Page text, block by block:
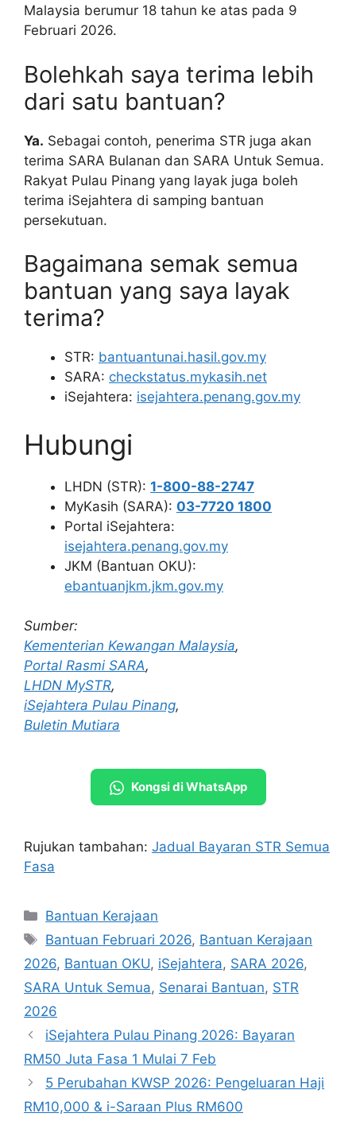
Malaysia berumur 18 tahun ke atas pada 9
Februari 2026.
Bolehkah saya terima lebih
dari satu bantuan?
Ya. Sebagai contoh, penerima STR juga akan
terima SARA Bulanan dan SARA Untuk Semua.
Rakyat Pulau Pinang yang layak juga boleh
terima iSejahtera di samping bantuan
persekutuan.
Bagaimana semak semua
bantuan yang saya layak
terima?
STR: bantuantunai.hasil.gov.my
SARA: checkstatus.mykasih.net
iSejahtera: isejahtera.penang.gov.my
Hubungi
LHDN (STR): 1-800-88-2747
MyKasih (SARA): 03-7720 1800
Portal iSejahtera:
isejahtera.penang.gov.my
JKM (Bantuan OKU):
ebantuanjkm.jkm.gov.my
Sumber:
Kementerian Kewangan Malaysia,
Portal Rasmi SARA,
LHDN MySTR,
iSejahtera Pulau Pinang,
Buletin Mutiara
Kongsi di WhatsApp
Rujukan tambahan: Jadual Bayaran STR Semua
Fasa
Categories
Bantuan Kerajaan
Tags
Bantuan Februari 2026, Bantuan Kerajaan
2026, Bantuan OKU, iSejahtera, SARA 2026,
SARA Untuk Semua, Senarai Bantuan, STR
2026
iSejahtera Pulau Pinang 2026: Bayaran
RM50 Juta Fasa 1 Mulai 7 Feb
5 Perubahan KWSP 2026: Pengeluaran Haji
RM10,000 & i-Saraan Plus RM600